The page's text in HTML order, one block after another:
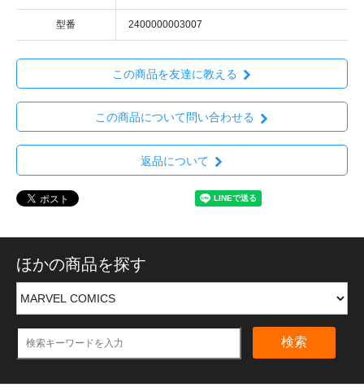
型番 2400000003007
この商品を友達に教える
この商品について問い合わせる
返品について
ほかの商品を探す
検索